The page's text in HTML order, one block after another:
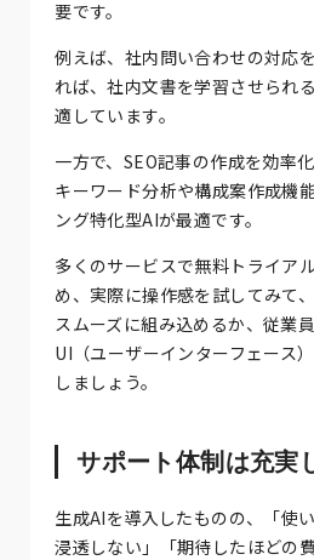
要です。
例えば、社内問い合わせの対応
れば、社内文書を学習させられ
適しています。
一方で、SEO記事の作成を効率
キーワード分析や構成案作成機
ング特化型AIが最適です。
多くのサービスで無料トライア
め、実際に操作感を試してみて
スムーズに組み込めるか、従業
UI（ユーザーインターフェース
しましょう。
サポート体制は充実
生成AIを導入したものの、「使
浸透しない」「期待したほどの